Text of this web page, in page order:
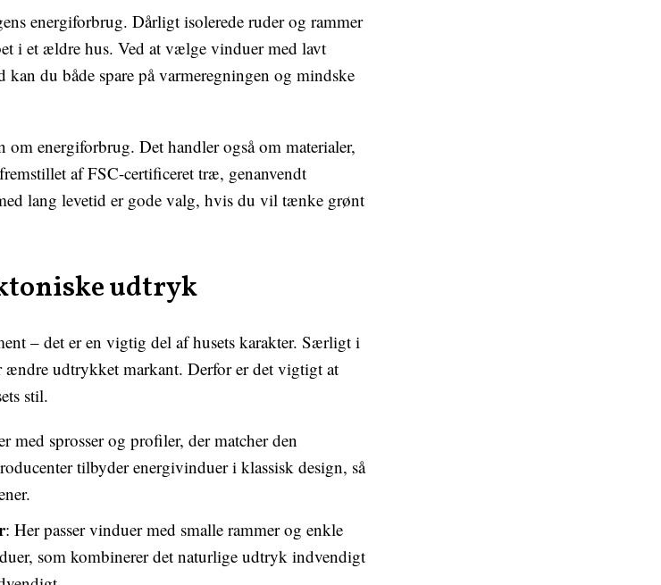
energiforbrug. Dårligt isolerede ruder og rammer
i et ældre hus. Ved at vælge vinduer med lavt
du både spare på varmeregningen og mindske
energiforbrug. Det handler også om materialer,
af FSC-certificeret træ, genanvendt
lang levetid er gode valg, hvis du vil tænke grønt
udtryk
– det er en vigtig del af husets karakter. Særligt i
udtrykket markant. Derfor er det vigtigt at
stil.
sprosser og profiler, der matcher den
tilbyder energivinduer i klassisk design, så
: Her passer vinduer med smalle rammer og enkle
som kombinerer det naturlige udtryk indvendigt